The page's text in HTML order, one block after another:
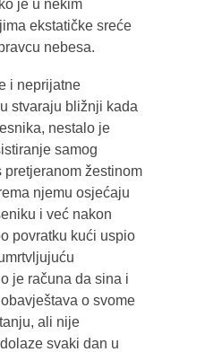
je u nekim
ekstatičke sreće
nebesa.
i neprijatne
stvaraju bližnji kada
nestalo je
samog
pretjeranom žestinom
njemu osjećaju
i već nakon
povratku kući uspio
je računa da sina i
o svome
ali nije
svaki dan u